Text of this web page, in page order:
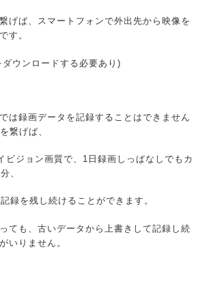
げば、スマートフォンで外出先から映像を
す。
ウンロードする必要あり)
は録画データを記録することはできません
繋げば、
ビジョン画質で、1日録画しっぱなしでもカ
、
録を残し続けることができます。
ても、古いデータから上書きして記録し続
いりません。